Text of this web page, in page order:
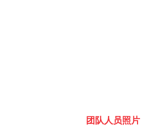
团队人员照片